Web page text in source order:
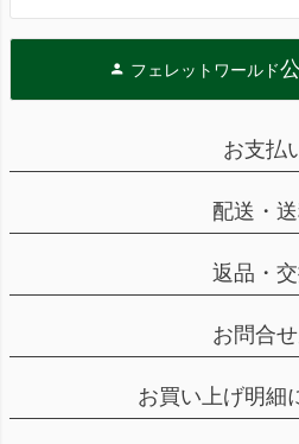
フェレットワールド
お支払
配送・
返品・
お問合
お買い上げ明細